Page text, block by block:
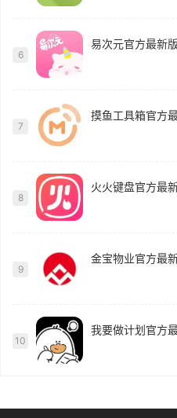
6
易次元官方最新版
7
摸鱼工具箱官方
8
火火键盘官方最
9
金宝物业官方最
10
我要做计划官方